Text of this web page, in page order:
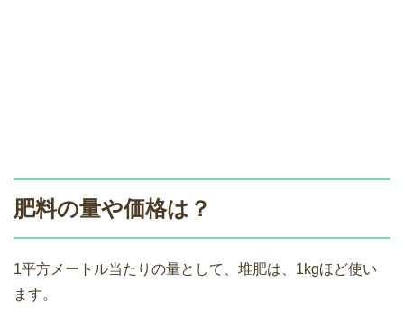
肥料の量や価格は？
1平方メートル当たりの量として、堆肥は、1kgほど使い
ます。